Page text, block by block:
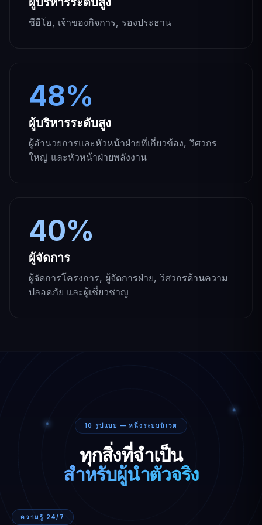
ซีอีโอ, เจ้าของกิจการ, รองประธาน
48%
ผู้บริหารระดับสูง
ผู้อำนวยการและหัวหน้าฝ่ายที่เกี่ยวข้อง, วิศวกร
ใหญ่ และหัวหน้าฝ่ายพลังงาน
40%
ผู้จัดการ
ผู้จัดการโครงการ, ผู้จัดการฝ่าย, วิศวกรด้านความ
ปลอดภัย และผู้เชี่ยวชาญ
10 รูปแบบ — หนึ่งระบบนิเวศ
ทุกสิ่งที่จำเป็น
สำหรับผู้นำตัวจริง
ความรู้ 24/7